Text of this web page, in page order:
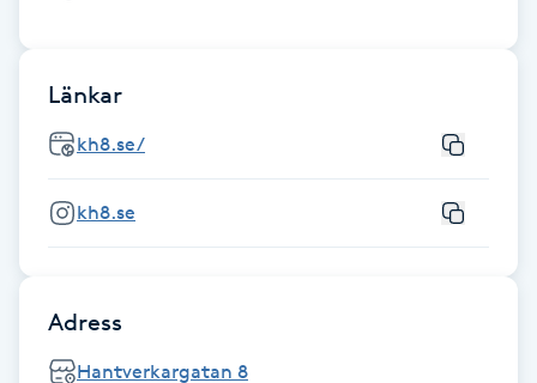
Gruppträning
Gua Sha-massage
Hatha Yoga
Headspa
Länkar
kh8.se/
kh8.se
Adress
Hantverkargatan 8